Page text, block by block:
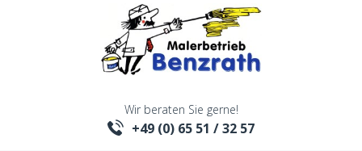
Wir beraten Sie gerne!
+49 (0) 65 51 / 32 57